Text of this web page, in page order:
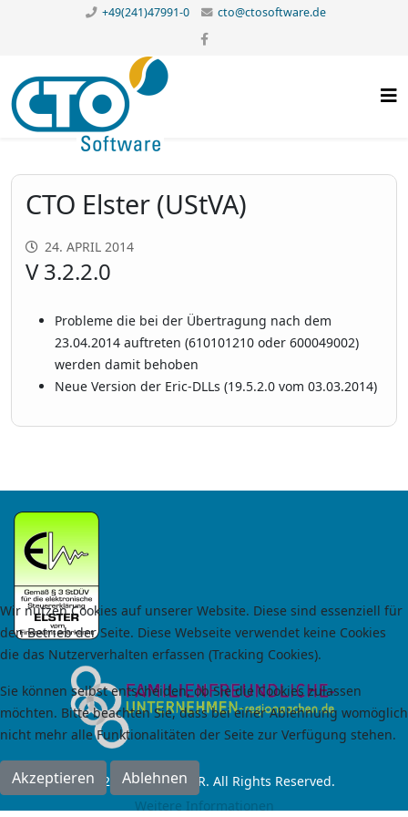
+49(241)47991-0 cto@ctosoftware.de
CTO Elster (UStVA)
24. APRIL 2014
V 3.2.2.0
Probleme die bei der Übertragung nach dem
23.04.2014 auftreten (610101210 oder 600049002)
werden damit behoben
Neue Version der Eric-DLLs (19.5.2.0 vom 03.03.2014)
© 2024 by RoCas GbR. All Rights Reserved.
Wir nutzen Cookies auf unserer Website. Diese sind essenziell für
den Betrieb der Seite. Diese Webseite verwendet keine Cookies
die das Nutzerverhalten erfassen (Tracking Cookies).
Sie können selbst entscheiden, ob Sie die Cookies zulassen
möchten. Bitte beachten Sie, dass bei einer Ablehnung womöglich
nicht mehr alle Funktionalitäten der Seite zur Verfügung stehen.
Akzeptieren Ablehnen
Weitere Informationen